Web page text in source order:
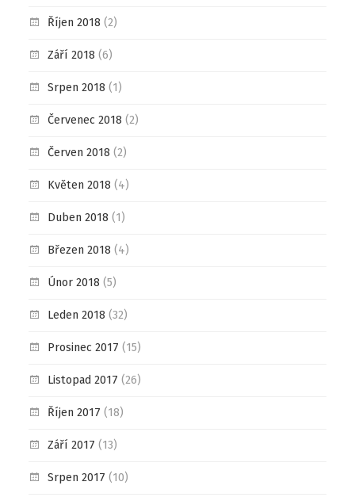
Říjen 2018 (2)
Září 2018 (6)
Srpen 2018 (1)
Červenec 2018 (2)
Červen 2018 (2)
Květen 2018 (4)
Duben 2018 (1)
Březen 2018 (4)
Únor 2018 (5)
Leden 2018 (32)
Prosinec 2017 (15)
Listopad 2017 (26)
Říjen 2017 (18)
Září 2017 (13)
Srpen 2017 (10)